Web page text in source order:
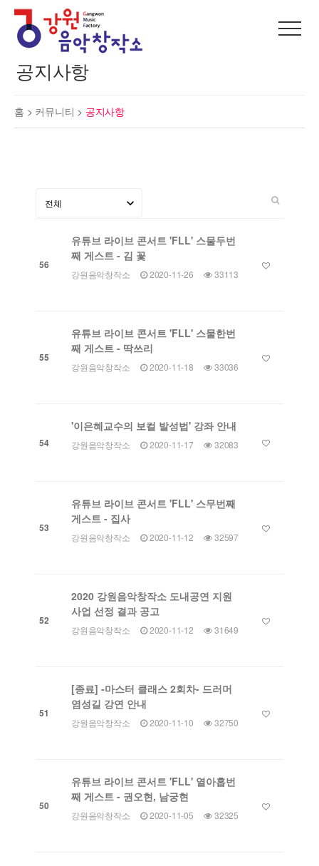
공지사항
홈 > 커뮤니티 > 공지사항
56
유튜브 라이브 콘서트 'FLL' 스물두번
째 게스트 - 김 꽃
강원음악창작소 2020-11-26 33113
55
유튜브 라이브 콘서트 'FLL' 스물한번
째 게스트 - 딱쓰리
강원음악창작소 2020-11-18 33036
54
'이은혜교수의 보컬 발성법' 강좌 안내
강원음악창작소 2020-11-17 32083
53
유튜브 라이브 콘서트 'FLL' 스무번째
게스트 - 집사
강원음악창작소 2020-11-12 32597
52
2020 강원음악창작소 도내공연 지원
사업 선정 결과 공고
강원음악창작소 2020-11-12 31649
51
[종료] -마스터 클래스 2회차- 드러머
염성길 강연 안내
강원음악창작소 2020-11-10 32750
50
유튜브 라이브 콘서트 'FLL' 열아홉번
째 게스트 - 권오현, 남궁현
강원음악창작소 2020-11-05 32325